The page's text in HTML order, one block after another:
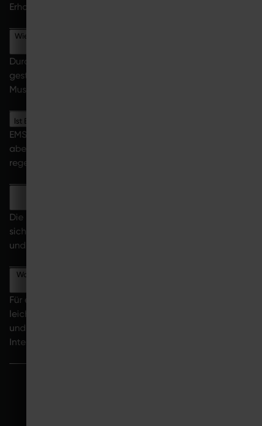
Erholungszeiten erfordern.
Wie kann man die Muskelregeneration beschleunigen?
Durch Schlaf, Ernährung, aktive Erholung und eine gut
gesteuerte Trainingsbelastung kannst du die
Muskelregeneration beschleunigen.
Ist EMS-Training gut für die Regeneration?
EMS ist kein klassisches Regenerationstraining, kann
aber durch kontrollierte Belastungssteuerung Teil eines
regenerationsorientierten Trainings sein.
Die Regenerationszeit nach Sport im Alter verlängert
sich tendenziell. Deshalb werden eine gezielte Trainings-
und Belastungsplanung immer wichtiger.
Was hilft, um nach dem Sport schnell zu regenerieren?
Für eine schnelle Regeneration nach dem Sport helfen
leichte Bewegung, gute Ernährung, ausreichend Schlaf
und ein strukturiertes Trainingskonzept mit angepasster
Intensität.